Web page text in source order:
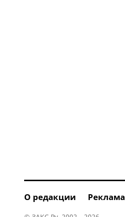
О редакции Реклама